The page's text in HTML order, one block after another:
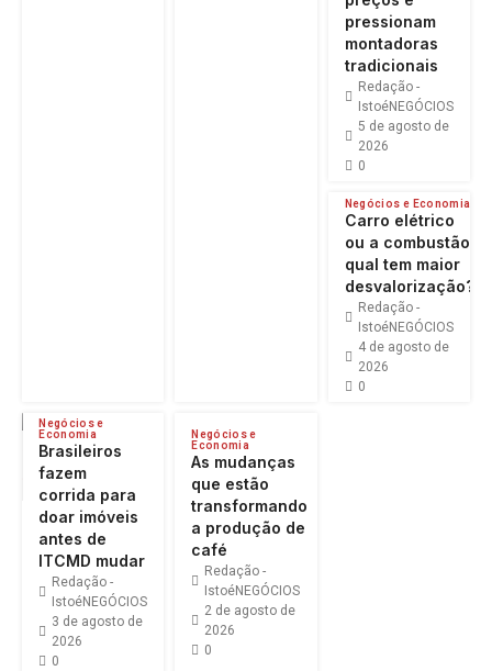
pressionam
montadoras
tradicionais
Redação -
IstoéNEGÓCIOS
5 de agosto de
2026
0
Negócios e Economia
Carro elétrico
ou a combustão:
qual tem maior
desvalorização?
Redação -
IstoéNEGÓCIOS
4 de agosto de
2026
0
Negócios e
Economia
Brasileiros
fazem
corrida para
doar imóveis
antes de
ITCMD mudar
Redação -
IstoéNEGÓCIOS
3 de agosto de
2026
0
Negócios e
Economia
As mudanças
que estão
transformando
a produção de
café
Redação -
IstoéNEGÓCIOS
2 de agosto de
2026
0